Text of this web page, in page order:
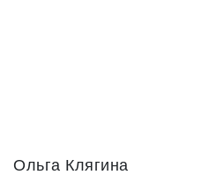
Ольга Клягина